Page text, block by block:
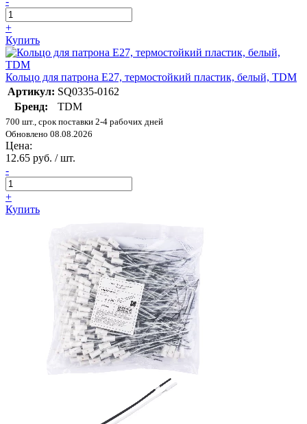
+
Купить
Кольцо для патрона Е27, термостойкий пластик, белый, TDM
Артикул: SQ0335-0162
Бренд:
TDM
700 шт., срок поставки 2-4 рабочих дней
Обновлено 08.08.2026
Цена:
12.65 руб. / шт.
-
+
Купить